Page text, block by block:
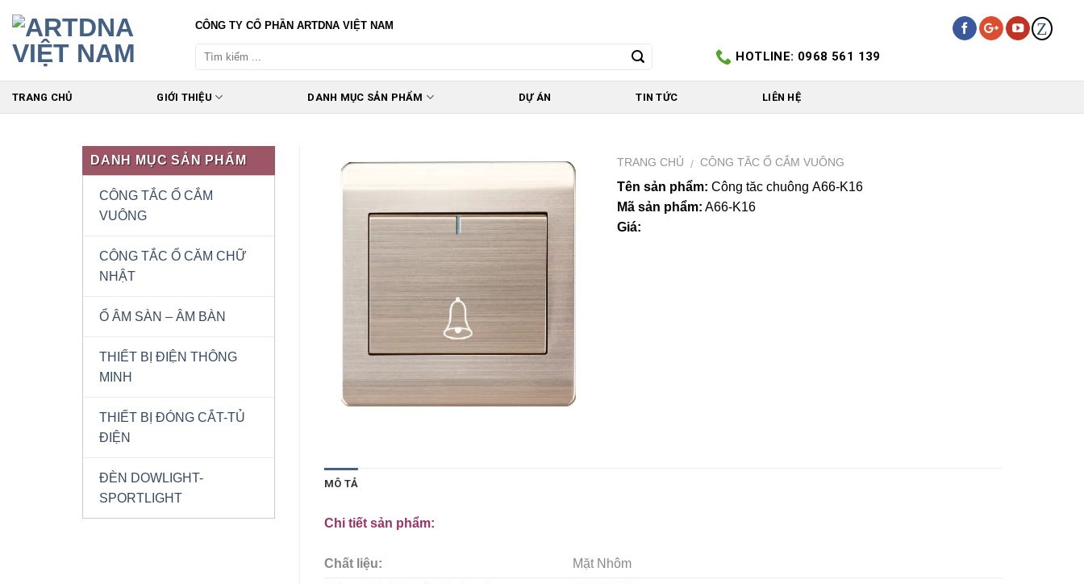
content
CÔNG TY CỔ PHẦN ARTDNA VIỆT NAM
HOTLINE: 0968 561 139
Z
TRANG CHỦ GIỚI THIỆU DANH MỤC SẢN PHẨM DỰ ÁN TIN TỨC LIÊN HỆ
TRANG CHỦ / CÔNG TĂC Ổ CẮM VUÔNG
Tên sản phẩm: Công tăc chuông A66-K16
Mã sản phẩm: A66-K16
Giá:
MÔ TẢ
Chi tiết sản phẩm:
Chất liệu: Mặt Nhôm
DANH MỤC SẢN PHẨM
CÔNG TẮC Ổ CẮM
VUÔNG
CÔNG TẮC Ổ CĂM CHỮ
NHẬT
Ổ ÂM SÀN – ÂM BÀN
THIẾT BỊ ĐIỆN THÔNG
MINH
THIẾT BỊ ĐÓNG CẮT-TỦ
ĐIỆN
ĐÈN DOWLIGHT-
SPORTLIGHT